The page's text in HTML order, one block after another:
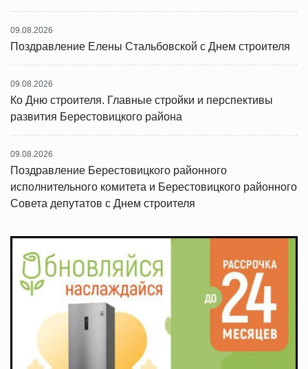
09.08.2026
Поздравление Елены Стальбовской с Днем строителя
09.08.2026
Ко Дню строителя. Главные стройки и перспективы
развития Берестовицкого района
09.08.2026
Поздравление Берестовицкого районного
исполнительного комитета и Берестовицкого районного
Совета депутатов с Днем строителя